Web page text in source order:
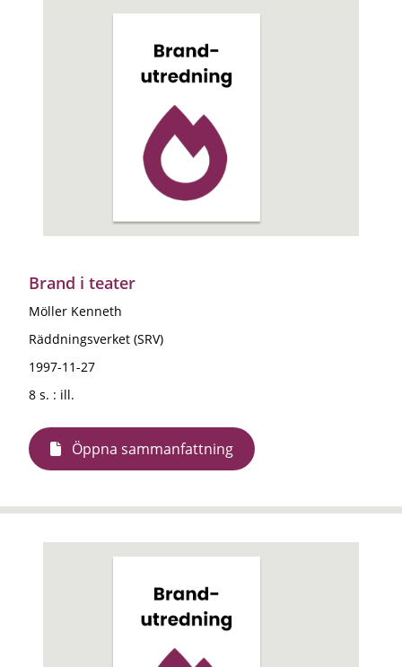
Brand i teater
Möller Kenneth
Räddningsverket (SRV)
1997-11-27
8 s. : ill.
Öppna sammanfattning